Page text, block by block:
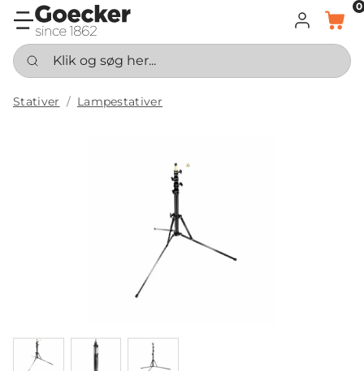
LOG INDKURV
0
Klik og søg her...
Stativer Lampestativer